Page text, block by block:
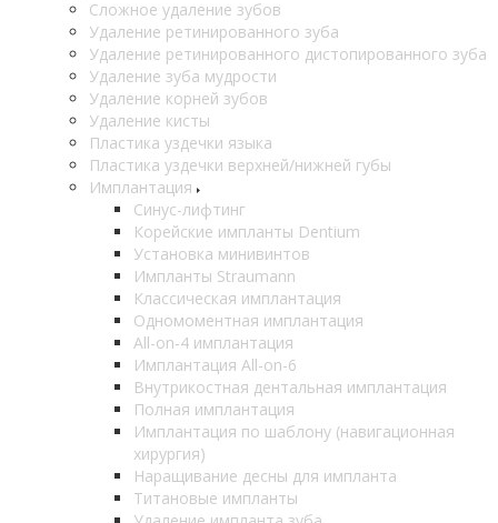
Сложное удаление зубов
Удаление ретинированного зуба
Удаление ретинированного дистопированного зуба
Удаление зуба мудрости
Удаление корней зубов
Удаление кисты
Пластика уздечки языка
Пластика уздечки верхней/нижней губы
Имплантация
Синус-лифтинг
Корейские импланты Dentium
Установка минивинтов
Импланты Straumann
Классическая имплантация
Одномоментная имплантация
All-on-4 имплантация
Имплантация All-on-6
Внутрикостная дентальная имплантация
Полная имплантация
Имплантация по шаблону (навигационная
хирургия)
Наращивание десны для импланта
Титановые импланты